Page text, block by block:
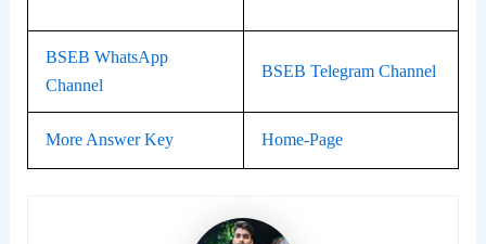
BSEB WhatsApp
Channel
BSEB Telegram Channel
More Answer Key Home-Page